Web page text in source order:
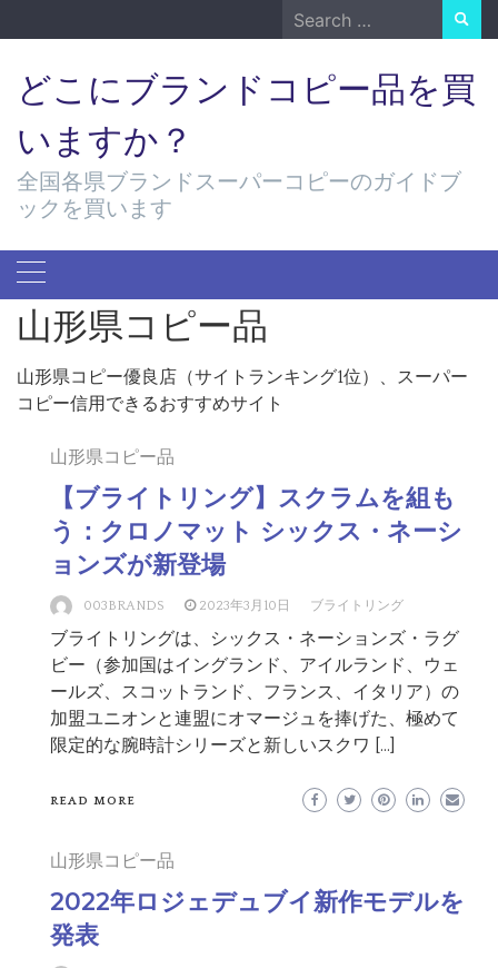
to
Search
for:
どこにブランドコピー品を買
いますか？
全国各県ブランドスーパーコピーのガイドブ
ックを買います
山形県コピー品
山形県コピー優良店（サイトランキング1位）、スーパー
コピー信用できるおすすめサイト
山形県コピー品
【ブライトリング】スクラムを組も
う：クロノマット シックス・ネーシ
ョンズが新登場
003BRANDS 2023年3月10日 ブライトリング
ブライトリングは、シックス・ネーションズ・ラグ
ビー（参加国はイングランド、アイルランド、ウェ
ールズ、スコットランド、フランス、イタリア）の
加盟ユニオンと連盟にオマージュを捧げた、極めて
限定的な腕時計シリーズと新しいスクワ […]
READ MORE
山形県コピー品
2022年ロジェデュブイ新作モデルを
発表